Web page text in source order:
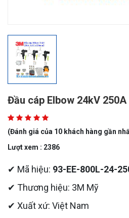
Đầu cáp Elbow 24kV
(Đánh giá của 10 khách hàng gần
Lượt xem : 2386
✔ Mã hiệu: 93-EE-800L-24-
✔ Thương hiệu: 3M Mỹ
✔ Xuất xứ: Việt Nam